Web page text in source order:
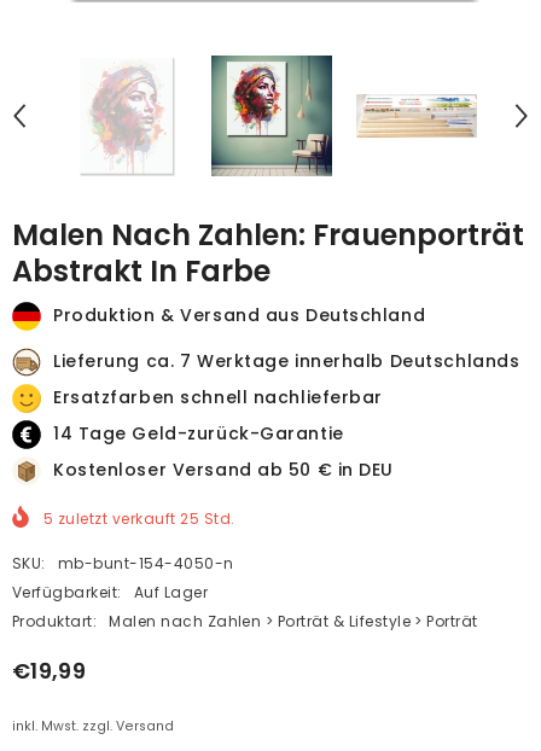
Malen Nach Zahlen: Frauenporträt
Abstrakt In Farbe
Produktion & Versand aus Deutschland
Lieferung ca. 7 Werktage innerhalb Deutschlands
Ersatzfarben schnell nachlieferbar
14 Tage Geld-zurück-Garantie
Kostenloser Versand ab 50 € in DEU
5 zuletzt verkauft25 Std.
SKU:
mb-bunt-154-4050-n
Verfügbarkeit:
Auf Lager
Produktart:
Malen nach Zahlen > Porträt & Lifestyle > Porträt
€19,99
inkl. Mwst. zzgl. Versand